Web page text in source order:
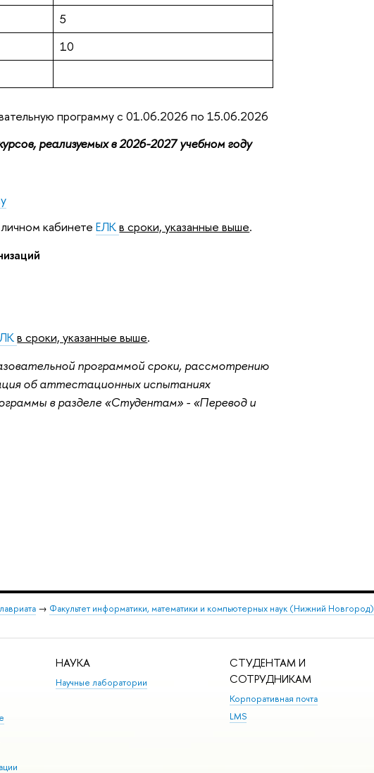
5
10
программу с 01.06.2026 по 15.06.2026
реализуемых в 2026-2027 учебном году
кабинетеЕЛКв сроки, указанные выше.
в сроки, указанные выше.
программой сроки, рассмотрению
об аттестационных испытаниях
в разделе «Студентам» - «Перевод и
→ Факультет информатики, математики и компьютерных наук (Нижний Новгород)
НАУКА
Научные лаборатории
СТУДЕНТАМ И
СОТРУДНИКАМ
Корпоративная почта
LMS